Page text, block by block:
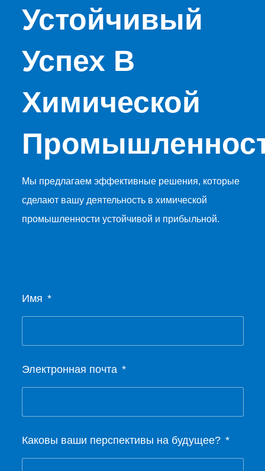
Устойчивый
Успех В
Химической
Мы предлагаем эффективные решения, которые
сделают вашу деятельность в химической
промышленности устойчивой и прибыльной.
Имя
Электронная почта
Каковы ваши перспективы на будущее?